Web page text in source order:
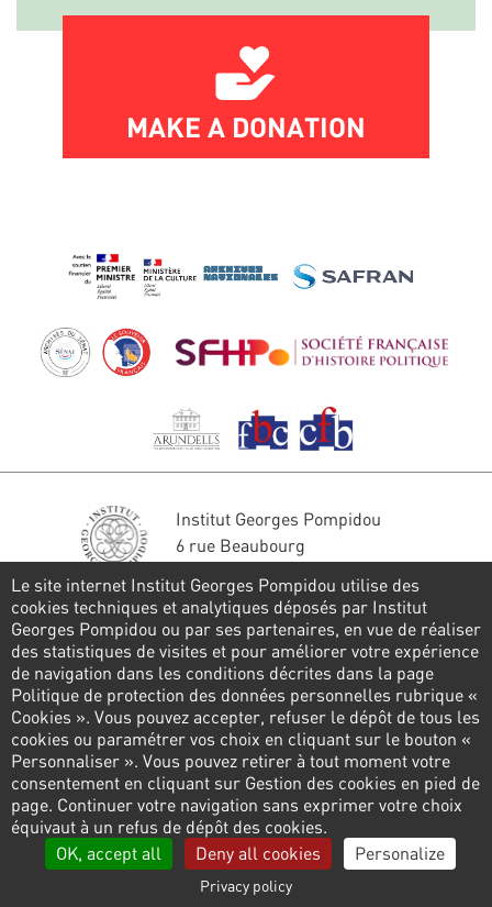
MAKE A DONATION
Institut Georges Pompidou
6 rue Beaubourg
Tél. : 01 44 78 41 22
Stay in touch
CONTACT FORM
Follow us
Pied
de
page
Privacy policy Cookies management
Links
Contact us
Le site internet Institut Georges Pompidou utilise des
cookies techniques et analytiques déposés par Institut
Georges Pompidou ou par ses partenaires, en vue de réaliser
des statistiques de visites et pour améliorer votre expérience
de navigation dans les conditions décrites dans la page
Politique de protection des données personnelles rubrique «
Cookies ». Vous pouvez accepter, refuser le dépôt de tous les
cookies ou paramétrer vos choix en cliquant sur le bouton «
Personnaliser ». Vous pouvez retirer à tout moment votre
consentement en cliquant sur Gestion des cookies en pied de
page. Continuer votre navigation sans exprimer votre choix
équivaut à un refus de dépôt des cookies.
OK, accept all
Deny all cookies Personalize
Privacy policy